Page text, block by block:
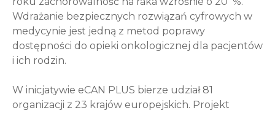
Wdrażanie bezpiecznych rozwiązań cyfrowych w
medycynie jest jedną z metod poprawy
dostępności do opieki onkologicznej dla pacjentów
i ich rodzin.
W inicjatywie eCAN PLUS bierze udział 81
organizacji z 23 krajów europejskich. Projekt